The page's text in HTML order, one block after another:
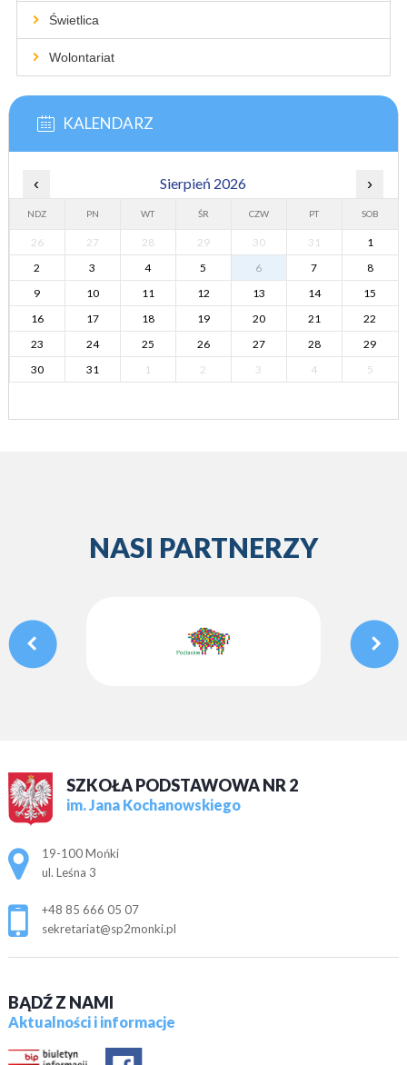
Świetlica
Wolontariat
KALENDARZ
‹ Sierpień 2026 ›
NDZ PN WT ŚR CZW PT SOB
26 27 28 29 30 31
1
2
3 4 5 6 7
8
9
10 11 12 13 14
15
16
17 18 19 20 21
22
23
24 25 26 27 28
29
30
31 1 2 3 4 5
NASI PARTNERZY
SZKOŁA PODSTAWOWA NR 2
im. Jana Kochanowskiego
Adres pocztowy:
19-100 Mońki
ul. Leśna 3
+48 85 666 05 07
sekretariat@sp2monki.pl
BĄDŹ Z NAMI
Aktualności i informacje